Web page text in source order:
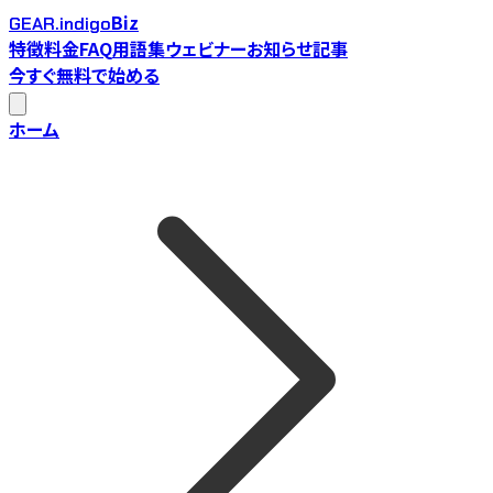
GEAR.indigoBiz
特徴料金FAQ用語集ウェビナーお知らせ記事
今すぐ無料で始める
ホーム